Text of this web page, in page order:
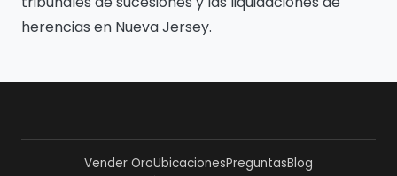
herencias en Nueva Jersey.
Vender OroUbicacionesPreguntasBlog